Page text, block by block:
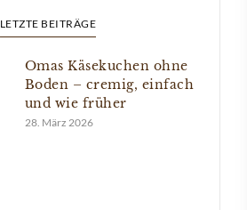
LETZTE BEITRÄGE
Omas Käsekuchen ohne
Boden – cremig, einfach
und wie früher
28. März 2026